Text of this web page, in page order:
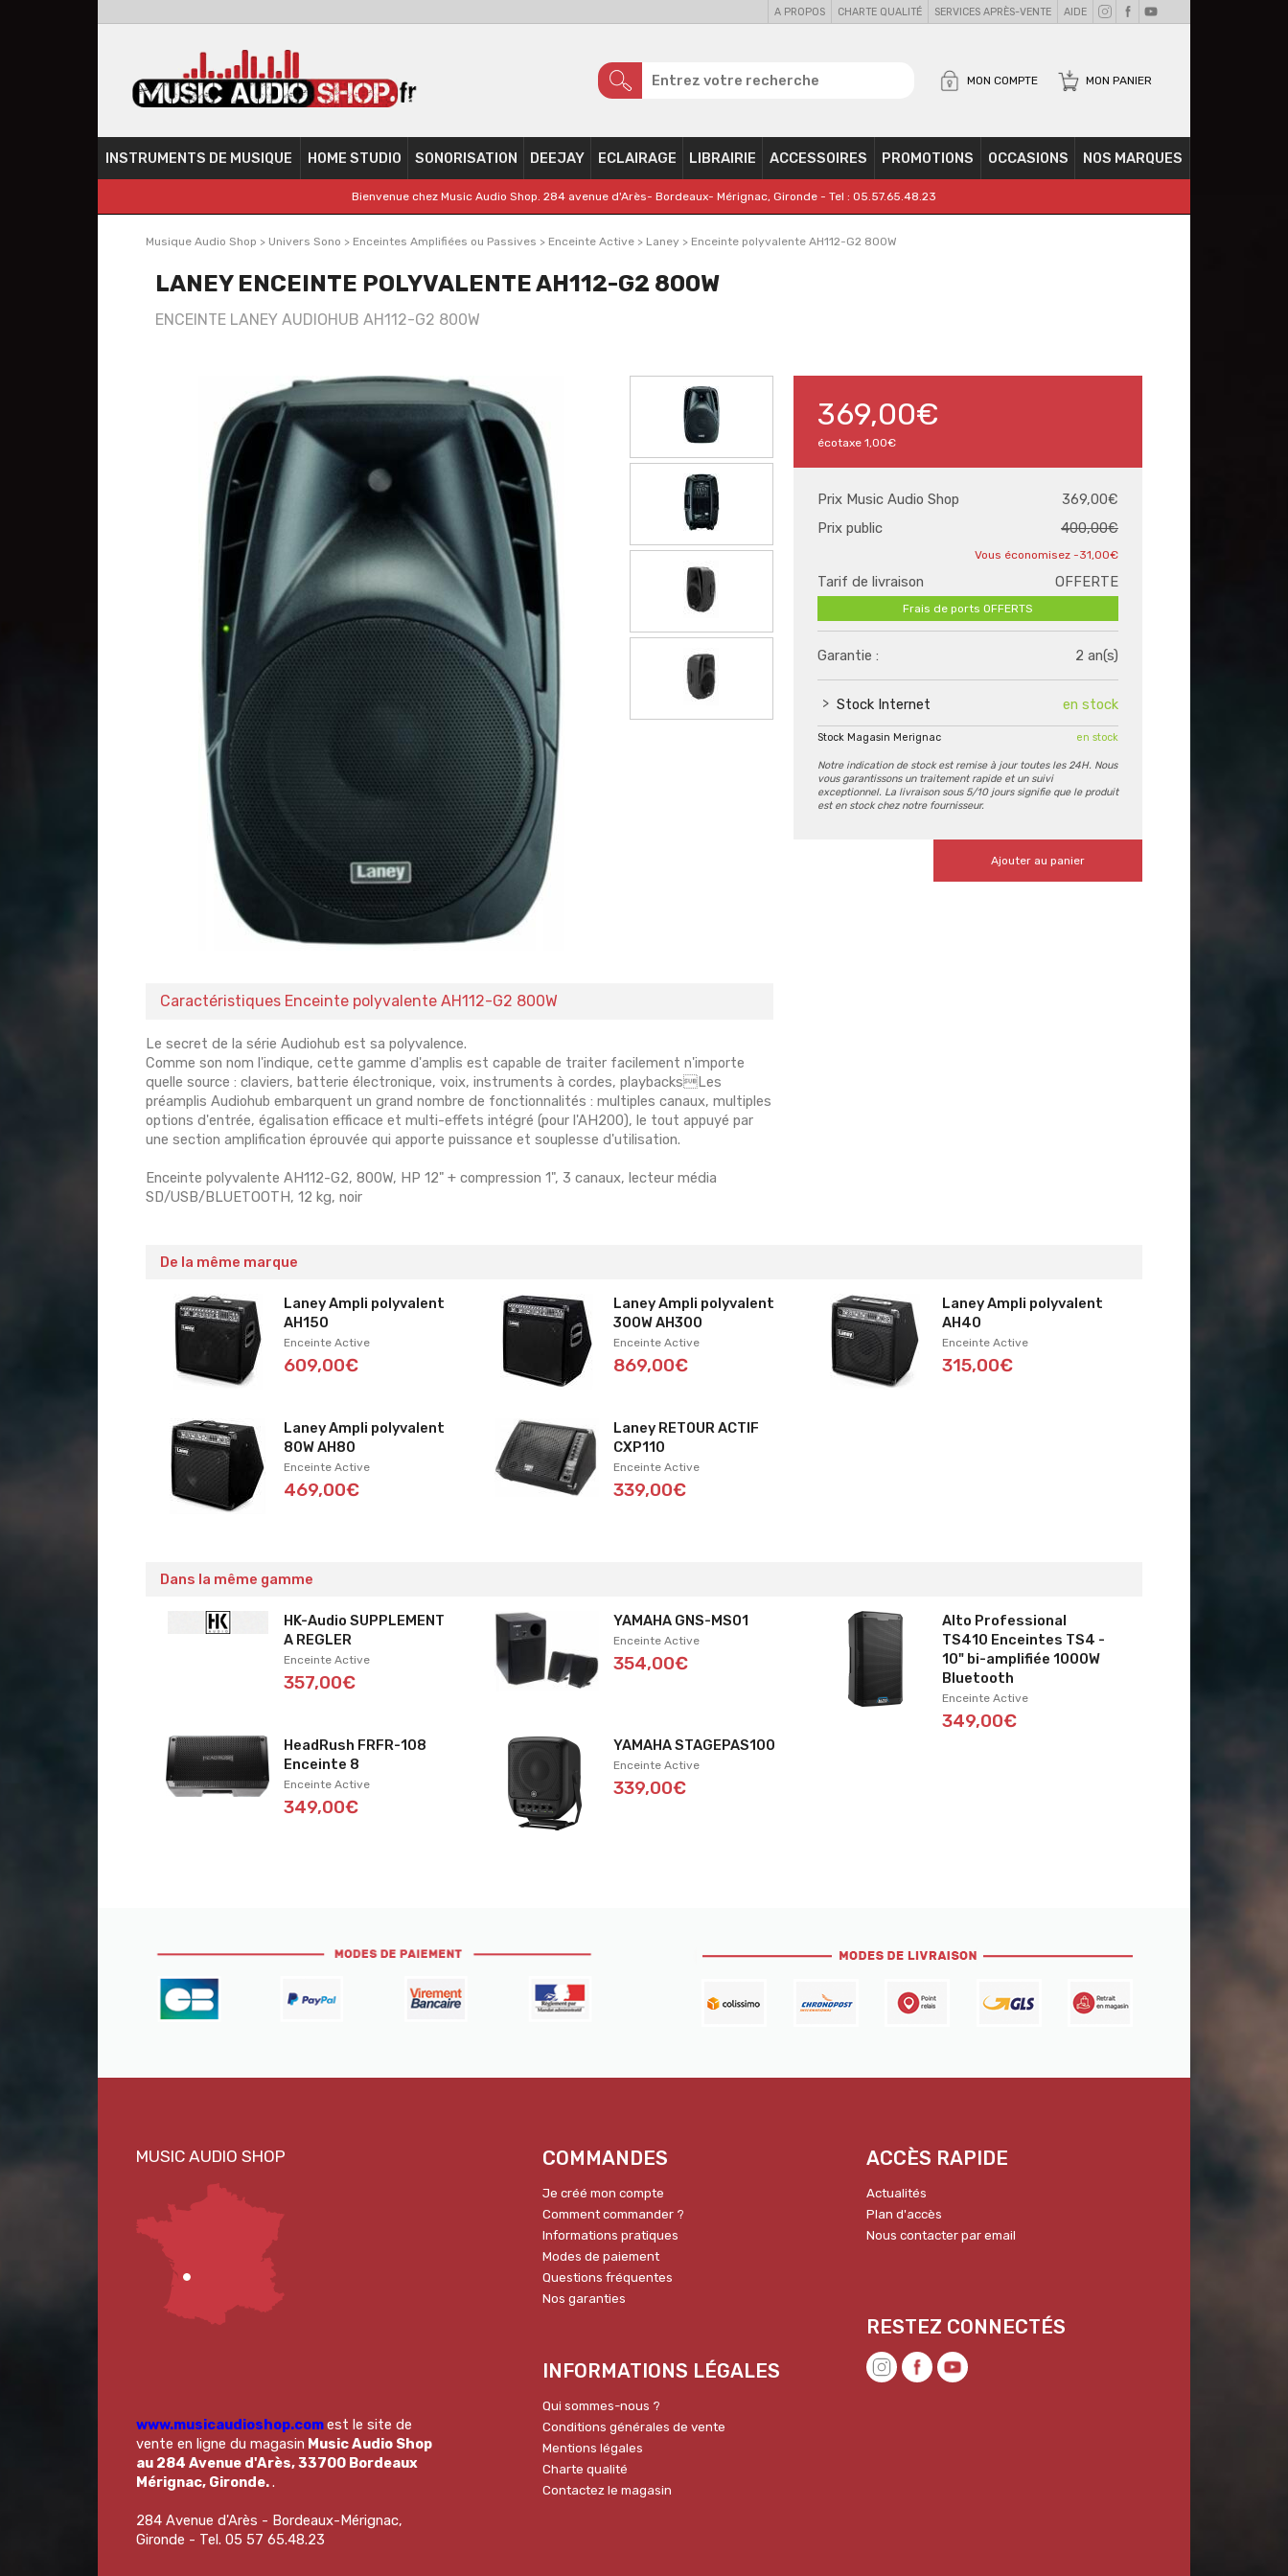
A PROPOS CHARTE QUALITÉ SERVICES APRÈS-VENTE AIDE
MON PANIER
MON COMPTE
INSTRUMENTS DE MUSIQUE HOME STUDIO SONORISATION DEEJAY ECLAIRAGE LIBRAIRIE ACCESSOIRES PROMOTIONS OCCASIONS NOS MARQUES
Bienvenue chez Music Audio Shop. 284 avenue d'Arès- Bordeaux- Mérignac, Gironde - Tel : 05.57.65.48.23
Musique Audio Shop > Univers Sono > Enceintes Amplifiées ou Passives > Enceinte Active > Laney > Enceinte polyvalente AH112-G2 800W
LANEY ENCEINTE POLYVALENTE AH112-G2 800W
ENCEINTE LANEY AUDIOHUB AH112-G2 800W
369,00€
écotaxe 1,00€
Prix Music Audio Shop
369,00€
Prix public
400,00€
-31,00€
Tarif de livraison OFFERTE
Frais de ports OFFERTS
Garantie : 2 an(s)
Stock Internet en stock
Stock Magasin Merignac en stock
Notre indication de stock est remise à jour toutes les 24H. Nous
vous garantissons un traitement rapide et un suivi
exceptionnel. La livraison sous 5/10 jours signifie que le produit
est en stock chez notre fournisseur.
Ajouter au panier
Caractéristiques Enceinte polyvalente AH112-G2 800W
Le secret de la série Audiohub est sa polyvalence.
Comme son nom l'indique, cette gamme d'amplis est capable de traiter facilement n'importe
quelle source : claviers, batterie électronique, voix, instruments à cordes, playbacksLes
préamplis Audiohub embarquent un grand nombre de fonctionnalités : multiples canaux, multiples
options d'entrée, égalisation efficace et multi-effets intégré (pour l'AH200), le tout appuyé par
une section amplification éprouvée qui apporte puissance et souplesse d'utilisation.
Enceinte polyvalente AH112-G2, 800W, HP 12" + compression 1", 3 canaux, lecteur média
SD/USB/BLUETOOTH, 12 kg, noir
De la même marque
Laney Ampli polyvalent
AH150
Enceinte Active
609,00€
Laney Ampli polyvalent
300W AH300
Enceinte Active
869,00€
Laney Ampli polyvalent
AH40
Enceinte Active
315,00€
Laney Ampli polyvalent
80W AH80
Enceinte Active
469,00€
Laney RETOUR ACTIF
CXP110
Enceinte Active
339,00€
Dans la même gamme
HK-Audio SUPPLEMENT
A REGLER
Enceinte Active
357,00€
YAMAHA GNS-MS01
Enceinte Active
354,00€
Alto Professional
TS410 Enceintes TS4 -
10" bi-amplifiée 1000W
Bluetooth
Enceinte Active
349,00€
HeadRush FRFR-108
Enceinte 8
Enceinte Active
349,00€
YAMAHA STAGEPAS100
Enceinte Active
339,00€
www.musicaudioshop.comest le site de
vente en ligne du magasin Music Audio Shop
au 284 Avenue d'Arès, 33700 Bordeaux
Mérignac, Gironde..
284 Avenue d'Arès - Bordeaux-Mérignac,
Gironde - Tel. 05 57 65.48.23
COMMANDES
Je créé mon compte
Comment commander ?
Informations pratiques
Modes de paiement
Questions fréquentes
Nos garanties
INFORMATIONS LÉGALES
Qui sommes-nous ?
Conditions générales de vente
Mentions légales
Charte qualité
Contactez le magasin
ACCÈS RAPIDE
Actualités
Plan d'accès
Nous contacter par email